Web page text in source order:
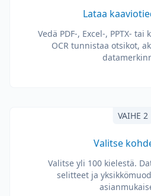
Lataa
Vedä PDF-, Excel-, PPTX-
OCR tunnistaa otsikot,
VAIHE 2
Valitse
Valitse yli 100 kielestä.
selitteet ja